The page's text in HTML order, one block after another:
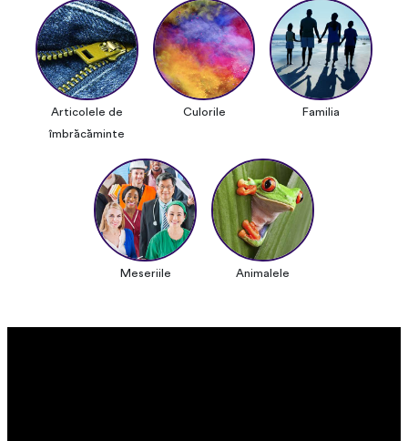
Articolele de
îmbrăcăminte
Culorile Familia
Meseriile Animalele